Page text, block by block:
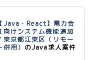
【Java・React】電力会
向けシステム機能追加
東京都江東区（リモー
併用） のJava求人案件